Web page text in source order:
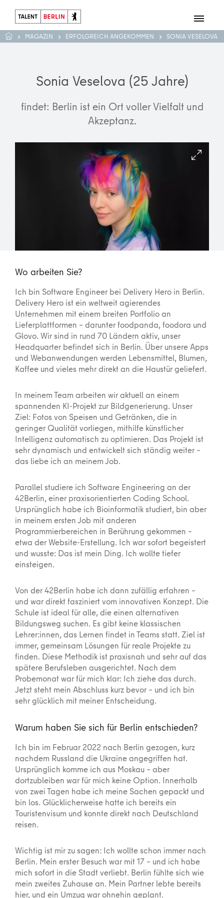
MAGAZIN ERFOLGREICH ANGEKOMMEN SONIA VESELOVA
Sonia Veselova (25 Jahre)
findet: Berlin ist ein Ort voller Vielfalt und
Akzeptanz.
Wo arbeiten Sie?
Ich bin Software Engineer bei Delivery Hero in Berlin.
Delivery Hero ist ein weltweit agierendes
Unternehmen mit einem breiten Portfolio an
Lieferplattformen – darunter foodpanda, foodora und
Glovo. Wir sind in rund 70 Ländern aktiv, unser
Headquarter befindet sich in Berlin. Über unsere Apps
und Webanwendungen werden Lebensmittel, Blumen,
Kaffee und vieles mehr direkt an die Haustür geliefert.
In meinem Team arbeiten wir aktuell an einem
spannenden KI-Projekt zur Bildgenerierung. Unser
Ziel: Fotos von Speisen und Getränken, die in
geringer Qualität vorliegen, mithilfe künstlicher
Intelligenz automatisch zu optimieren. Das Projekt ist
sehr dynamisch und entwickelt sich ständig weiter –
das liebe ich an meinem Job.
Parallel studiere ich Software Engineering an der
42Berlin, einer praxisorientierten Coding School.
Ursprünglich habe ich Bioinformatik studiert, bin aber
in meinem ersten Job mit anderen
Programmierbereichen in Berührung gekommen –
etwa der Website-Erstellung. Ich war sofort begeistert
und wusste: Das ist mein Ding. Ich wollte tiefer
einsteigen.
Von der 42Berlin habe ich dann zufällig erfahren –
und war direkt fasziniert vom innovativen Konzept. Die
Schule ist ideal für alle, die einen alternativen
Bildungsweg suchen. Es gibt keine klassischen
Lehrer:innen, das Lernen findet in Teams statt. Ziel ist
immer, gemeinsam Lösungen für reale Projekte zu
finden. Diese Methodik ist praxisnah und sehr auf das
spätere Berufsleben ausgerichtet. Nach dem
Probemonat war für mich klar: Ich ziehe das durch.
Jetzt steht mein Abschluss kurz bevor – und ich bin
sehr glücklich mit meiner Entscheidung.
Warum haben Sie sich für Berlin entschieden?
Ich bin im Februar 2022 nach Berlin gezogen, kurz
nachdem Russland die Ukraine angegriffen hat.
Ursprünglich komme ich aus Moskau – aber
dortzubleiben war für mich keine Option. Innerhalb
von zwei Tagen habe ich meine Sachen gepackt und
bin los. Glücklicherweise hatte ich bereits ein
Touristenvisum und konnte direkt nach Deutschland
reisen.
Wichtig ist mir zu sagen: Ich wollte schon immer nach
Berlin. Mein erster Besuch war mit 17 – und ich habe
mich sofort in die Stadt verliebt. Berlin fühlte sich wie
mein zweites Zuhause an. Mein Partner lebte bereits
hier, und ein Umzug war ohnehin geplant.